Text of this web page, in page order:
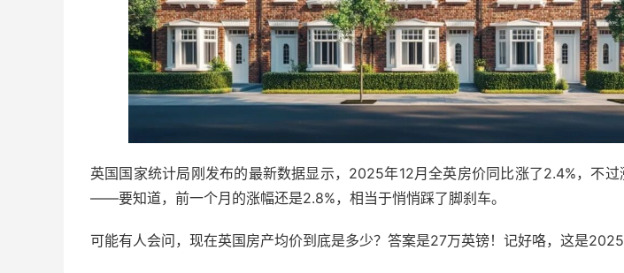
英国国家统计局刚发布的最新数据显示，2025年12月全英房价同比涨了2.4%，不过
——要知道，前一个月的涨幅还是2.8%，相当于悄悄踩了脚刹车。
可能有人会问，现在英国房产均价到底是多少？答案是27万英镑！记好咯，这是2025